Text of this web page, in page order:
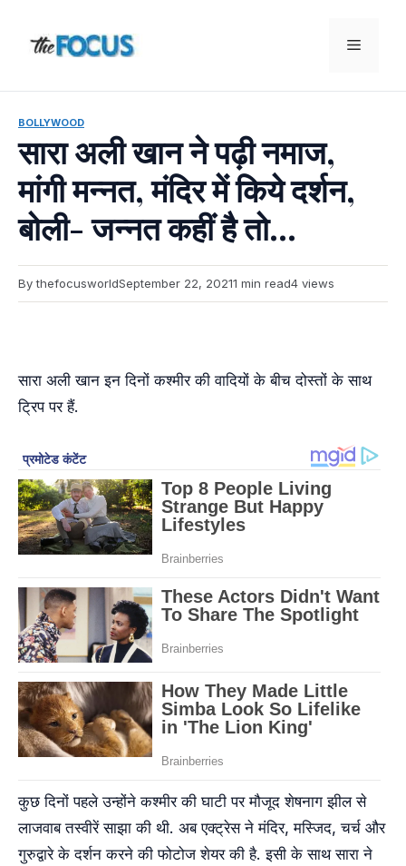
content
Menu
BOLLYWOOD
सारा अली खान ने पढ़ी नमाज,
मांगी मन्नत, मंदिर में किये दर्शन,
बोली- जन्नत कहीं है तो…
By thefocusworldSeptember 22, 20211 min read4 views
सारा अली खान इन दिनों कश्मीर की वाद‍ियों के बीच दोस्तों के साथ
ट्र‍िप पर हैं.
कुछ दिनों पहले उन्होंने कश्मीर की घाटी पर मौजूद शेषनाग झील से
लाजवाब तस्वीरें साझा की थी. अब एक्ट्रेस ने मंद‍िर, मस्ज‍िद, चर्च और
गुरुद्वारे के दर्शन करने की फोटोज शेयर की है. इसी के साथ सारा ने